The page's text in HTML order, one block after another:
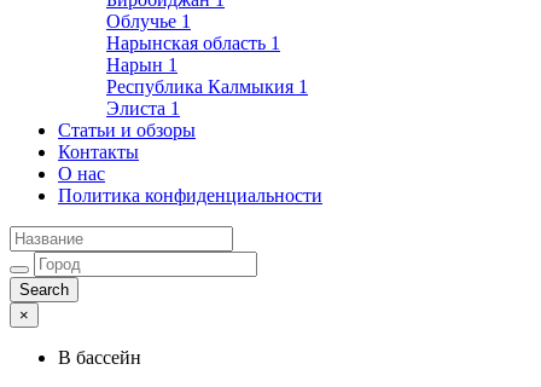
Облучье 1
Нарынская область 1
Нарын 1
Республика Калмыкия 1
Элиста 1
Статьи и обзоры
Контакты
О нас
Политика конфиденциальности
×
В бассейн